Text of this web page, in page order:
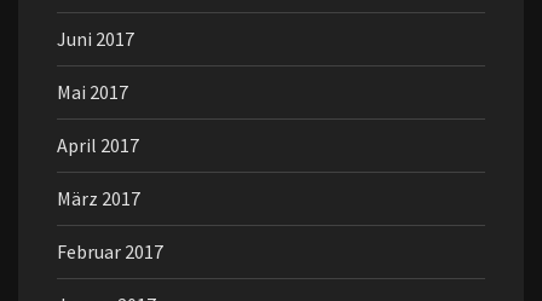
Juni 2017
Mai 2017
April 2017
März 2017
Februar 2017